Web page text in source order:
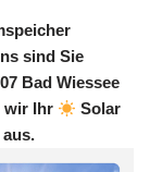
sind Sie
Bad Wiessee
wir Ihr
Solar